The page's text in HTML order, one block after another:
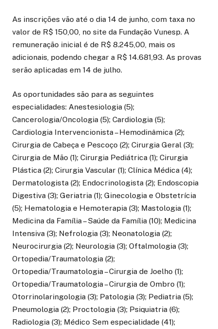
As inscrições vão até o dia 14 de junho, com taxa no
valor de R$ 150,00, no site da Fundação Vunesp. A
remuneração inicial é de R$ 8.245,00, mais os
adicionais, podendo chegar a R$ 14.681,93. As provas
serão aplicadas em 14 de julho.
As oportunidades são para as seguintes
especialidades: Anestesiologia (5);
Cancerologia/Oncologia (5); Cardiologia (5);
Cardiologia Intervencionista – Hemodinâmica (2);
Cirurgia de Cabeça e Pescoço (2); Cirurgia Geral (3);
Cirurgia de Mão (1); Cirurgia Pediátrica (1); Cirurgia
Plástica (2); Cirurgia Vascular (1); Clínica Médica (4);
Dermatologista (2); Endocrinologista (2); Endoscopia
Digestiva (3); Geriatria (1); Ginecologia e Obstetrícia
(5); Hematologia e Hemoterapia (3); Mastologia (1);
Medicina da Família – Saúde da Família (10); Medicina
Intensiva (3); Nefrologia (3); Neonatologia (2);
Neurocirurgia (2); Neurologia (3); Oftalmologia (3);
Ortopedia/Traumatologia (2);
Ortopedia/Traumatologia – Cirurgia de Joelho (1);
Ortopedia/Traumatologia – Cirurgia de Ombro (1);
Otorrinolaringologia (3); Patologia (3); Pediatria (5);
Pneumologia (2); Proctologia (3); Psiquiatria (6);
Radiologia (3); Médico Sem especialidade (41);